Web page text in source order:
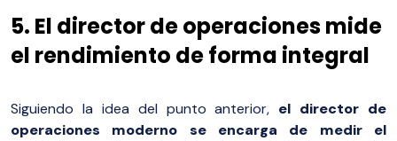
5. El director de operaciones mide
el rendimiento de forma integral
Siguiendo la idea del punto anterior, el director de
operaciones moderno se encarga de medir el